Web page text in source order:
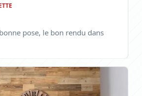
pose, le bon rendu dans